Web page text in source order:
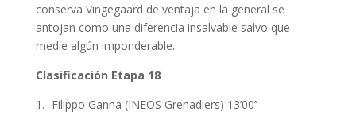
conserva Vingegaard de ventaja en la general se
antojan como una diferencia insalvable salvo que
medie algún imponderable.
Clasificación Etapa 18
1.- Filippo Ganna (INEOS Grenadiers) 13’00’’